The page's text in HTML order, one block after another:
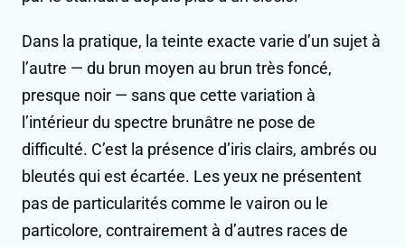
Dans la pratique, la teinte exacte varie d’un sujet à
l’autre — du brun moyen au brun très foncé,
presque noir — sans que cette variation à
l’intérieur du spectre brunâtre ne pose de
difficulté. C’est la présence d’iris clairs, ambrés ou
bleutés qui est écartée. Les yeux ne présentent
pas de particularités comme le vairon ou le
particolore, contrairement à d’autres races de